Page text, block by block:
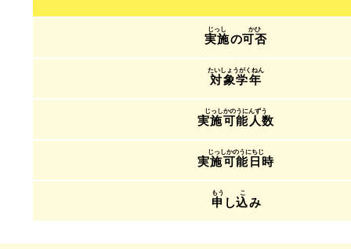
実施の可否
対象学年
実施可能人数
実施可能日時
申 し込み